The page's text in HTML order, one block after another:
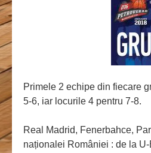
Primele 2 echipe din fiecare
5-6, iar locurile 4 pentru 7-8.
Real Madrid, Fenerbahce,
naționalei României : de la